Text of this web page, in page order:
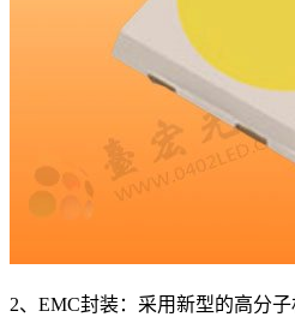
2、EMC封装：采用新型的高分